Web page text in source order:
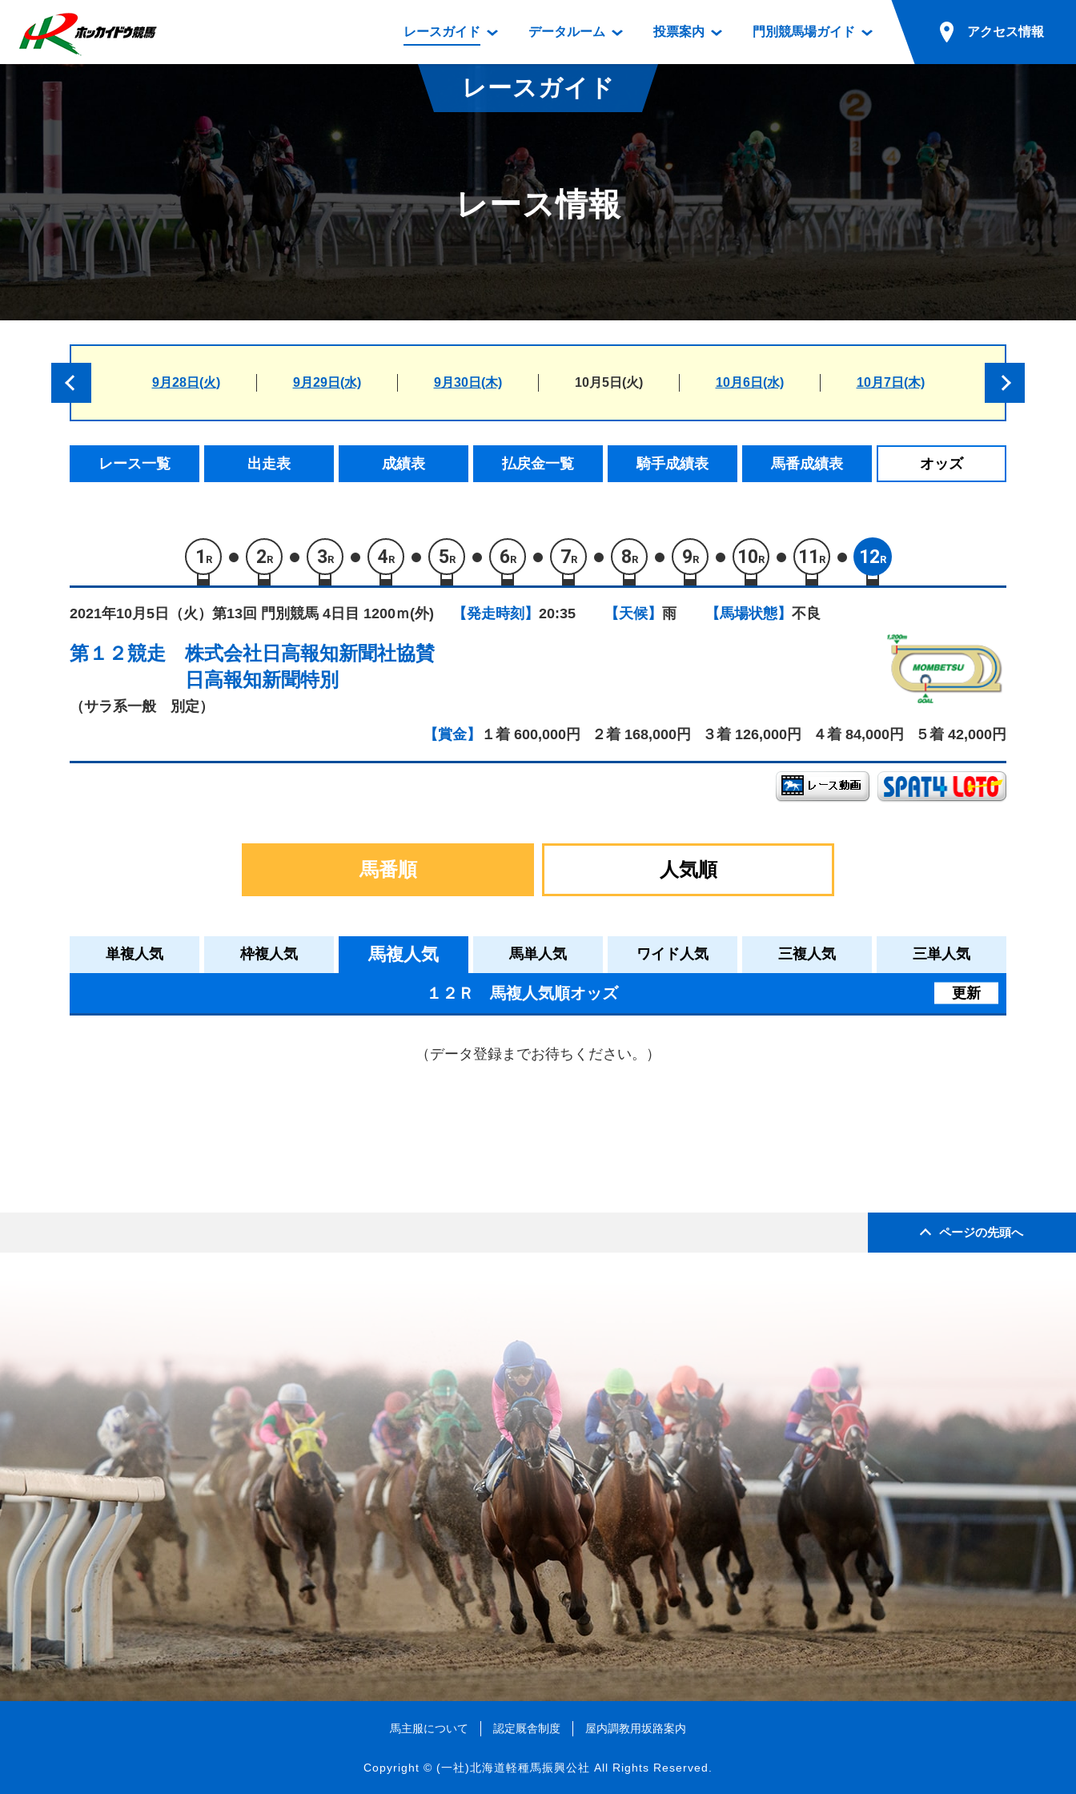
レースガイド
レース情報
払戻金一覧
騎手成績表
馬番成績表
オッズ
番組・級別表ダウンロード
開催カレンダー
重賞競走体系図
スタリオンシリーズ競走
道内の発売情報(PDF)
データルーム
データルーム
騎手・調教師紹介
坂路調教映像
遠征馬情報
番組編成要領
映像コンテンツ
重賞競走VTR
重賞競走参考VTR
レースダイジェスト
新馬ダイジェスト
投票案内
電話・インターネット投票
場外発売所
実況・テレホンサービス
発売・払戻
門別競馬場ガイド
門別競馬場情報
門別競馬場グルメ
とねっこジンギスカン
いずみ食堂
ルンビニフードカフェ
勝馬屋
アクセス情報
無料送迎バスでのご来場
公共の交通機関でのご来場
レースガイド
レース情報
9月28日(火) 9月29日(水) 9月30日(木) 10月5日(火) 10月6日(水) 10月7日(木)
レース一覧 出走表 成績表 払戻金一覧 騎手成績表 馬番成績表 オッズ
1 R 2R 3R 4R 5R 6R 7R 8R 9R 10R 11 R 12R
2021年10月5日（火） 第13回 門別競馬 4日目 1200ｍ(外) 【発走時刻】 20:35 【天候】 雨 【馬場状態】 不良
第１２競走株式会社日高報知新聞社協賛
日高報知新聞特別
（サラ系一般 別定）
【賞金】
１着 600,000円 ２着 168,000円 ３着 126,000円 ４着 84,000円 ５着 42,000円
馬番順 人気順
単複人気 枠複人気 馬複人気 馬単人気 ワイド人気 三複人気 三単人気
１２Ｒ 馬複人気順オッズ 更新
（データ登録までお待ちください。）
ページの先頭へ
馬主服について 認定厩舎制度 屋内調教用坂路案内
Copyright © (一社)北海道軽種馬振興公社 All Rights Reserved.